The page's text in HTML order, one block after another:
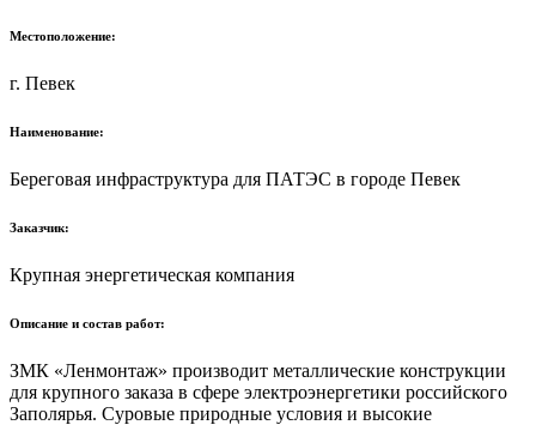
Местоположение:
г. Певек
Наименование:
Береговая инфраструктура для ПАТЭС в городе Певек
Заказчик:
Крупная энергетическая компания
Описание и состав работ:
ЗМК «Ленмонтаж» производит металлические конструкции
для крупного заказа в сфере электроэнергетики российского
Заполярья. Суровые природные условия и высокие